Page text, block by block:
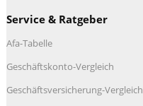
Service & Ratgeber
Afa-Tabelle
Geschäftskonto-Vergleich
Geschäftsversicherung-Vergleich